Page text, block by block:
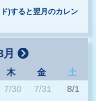
)すると翌月のカレン
木 金
土
7/30 7/31 8/1